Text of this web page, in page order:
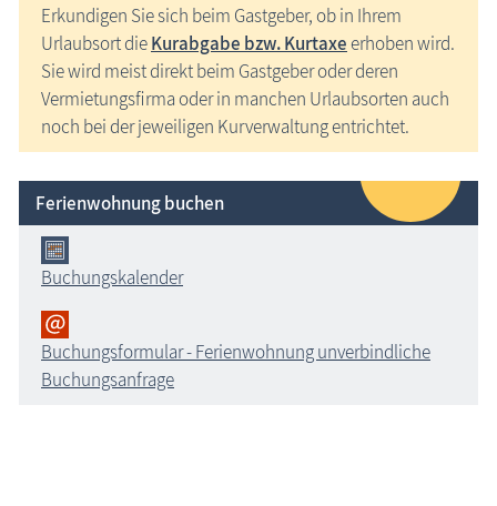
Erkundigen Sie sich beim Gastgeber, ob in Ihrem
Urlaubsort dieKurabgabe bzw. Kurtaxeerhoben wird.
Sie wird meist direkt beim Gastgeber oder deren
Vermietungsfirma oder in manchen Urlaubsorten auch
noch bei der jeweiligen Kurverwaltung entrichtet.
Ferienwohnung buchen
Buchungskalender
Buchungsformular - Ferienwohnung unverbindliche
Buchungsanfrage